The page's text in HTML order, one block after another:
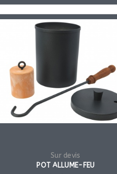
Sur devis
POT ALLUME-FEU